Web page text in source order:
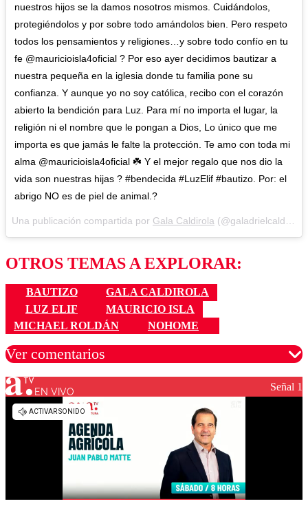
nuestros hijos se la damos nosotros mismos. Cuidándolos,
protegiéndolos y por sobre todo amándolos bien. Pero respeto
todos los pensamientos y religiones…y sobre todo confío en tu
fe @mauricioisla4oficial ? Por eso ayer decidimos bautizar a
nuestra pequeña en la iglesia donde tu familia pone su
confianza. Y aunque yo no soy católica, recibo con el corazón
abierto la bendición para Luz. Para mí no importa el lugar, la
religión ni el nombre que le pongan a Dios, Lo único que me
importa es que jamás le falte la protección. Te amo con toda mi
alma @mauricioisla4oficial ☘️ Y el mejor regalo que nos dio la
vida son nuestras hijas ? #bendecida #LuzElif #bautizo. Por: el
abrigo NO es de piel de animal.?
Una publicación compartida por Gala Caldirola (@galadrielcaldirola) el
OTROS TEMAS A EXPLORAR:
BAUTIZO
GALA CALDIROLA
LUZ ELIF
MAURICIO ISLA
MICHAEL ROLDÁN
NOHOME
Ver comentarios
Los comentarios son moderados para garantizar un
diálogo respetuoso.
EN VIVO Señal 1